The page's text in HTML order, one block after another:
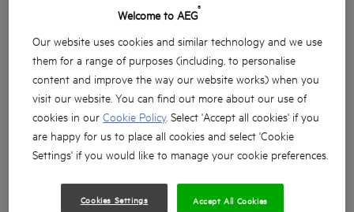
Welcome to AEG®
Our website uses cookies and similar technology and we use
them for a range of purposes (including, to personalise
content and improve the way our website works) when you
visit our website. You can find out more about our use of
cookies in ourCookie Policy. Select 'Accept all cookies' if you
are happy for us to place all cookies and select 'Cookie
Settings' if you would like to manage your cookie preferences.
Cookies Settings Accept All Cookies